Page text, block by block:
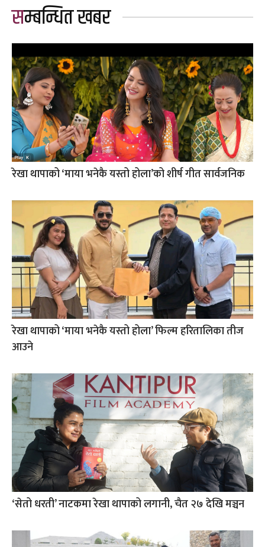
सम्बन्धित खबर
रेखा थापाको ‘माया भनेकै यस्तो होला’को शीर्ष गीत सार्वजनिक
रेखा थापाको ‘माया भनेकै यस्तो होला’ फिल्म हरितालिका तीज
आउने
‘सेतो धरती’ नाटकमा रेखा थापाको लगानी, चैत २७ देखि मञ्चन